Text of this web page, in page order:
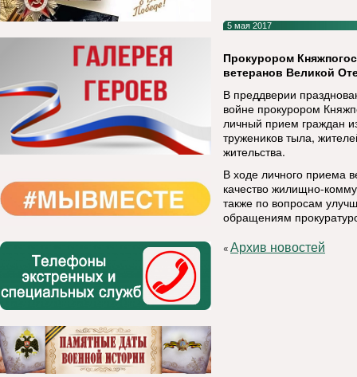
5 мая 2017
Прокурором
ветеранов Великой
В преддверии
войне прокурором
личный прием граждан
тружеников тыла,
жительства.
В ходе личного приема
качество жилищно-
также по вопросам
обращениям
«Архив новостей